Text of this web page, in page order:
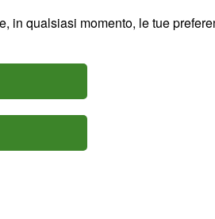
in qualsiasi momento, le tue